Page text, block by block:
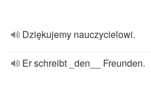
Dziękujemy nauczycielowi.
Er schreibt _den__ Freunden.